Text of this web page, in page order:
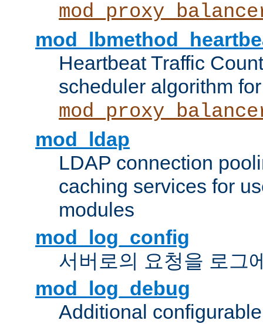
Heartbeat Traffic
scheduler algorithm for
mod_ldap
LDAP connection
caching services for
modules
mod_log_config
서버로의 요청을 로그
mod_log_debug
Additional